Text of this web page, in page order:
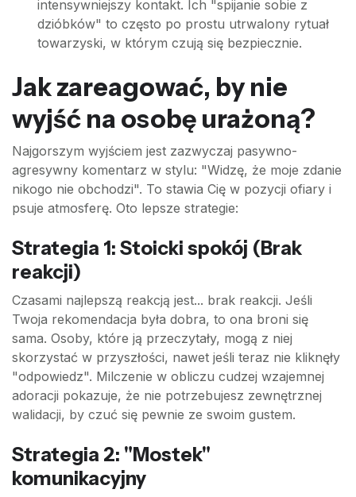
intensywniejszy kontakt. Ich "spijanie sobie z
dzióbków" to często po prostu utrwalony rytuał
towarzyski, w którym czują się bezpiecznie.
Jak zareagować, by nie
wyjść na osobę urażoną?
Najgorszym wyjściem jest zazwyczaj pasywno-
agresywny komentarz w stylu: "Widzę, że moje zdanie
nikogo nie obchodzi". To stawia Cię w pozycji ofiary i
psuje atmosferę. Oto lepsze strategie:
Strategia 1: Stoicki spokój (Brak
reakcji)
Czasami najlepszą reakcją jest... brak reakcji. Jeśli
Twoja rekomendacja była dobra, to ona broni się
sama. Osoby, które ją przeczytały, mogą z niej
skorzystać w przyszłości, nawet jeśli teraz nie kliknęły
"odpowiedz". Milczenie w obliczu cudzej wzajemnej
adoracji pokazuje, że nie potrzebujesz zewnętrznej
walidacji, by czuć się pewnie ze swoim gustem.
Strategia 2: "Mostek"
komunikacyjny